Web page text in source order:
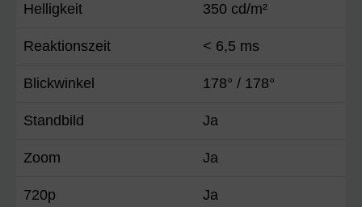
Helligkeit 350 cd/m²
Reaktionszeit < 6,5 ms
Blickwinkel 178° / 178°
Standbild Ja
Zoom Ja
720p Ja